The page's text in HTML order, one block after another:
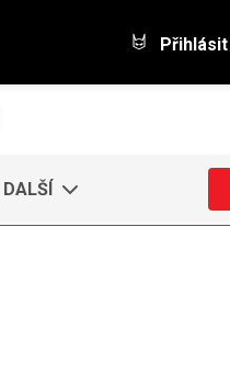
Přihlásit
DALŠÍ